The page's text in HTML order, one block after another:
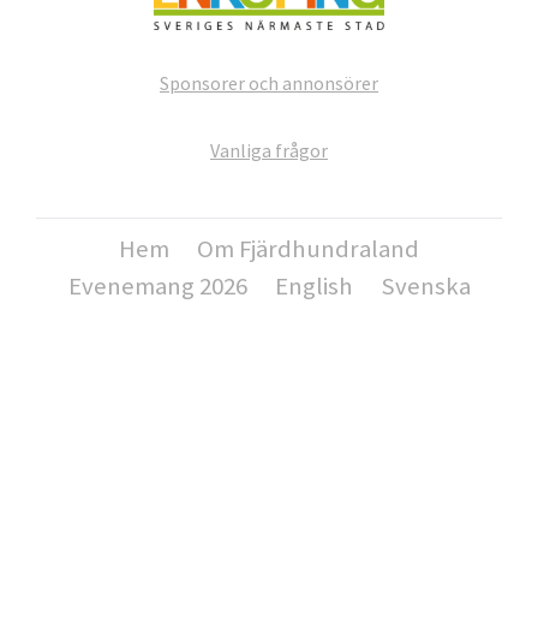
Sponsorer och annonsörer
Vanliga frågor
Hem
Om Fjärdhundraland
Evenemang 2026
English Svenska